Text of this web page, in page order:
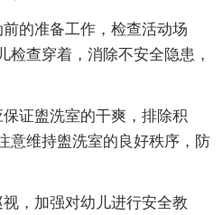
的准备工作，检查活动场
检查穿着，消除不安全隐患，
证盥洗室的干爽，排除积
意维持盥洗室的良好秩序，防
，加强对幼儿进行安全教